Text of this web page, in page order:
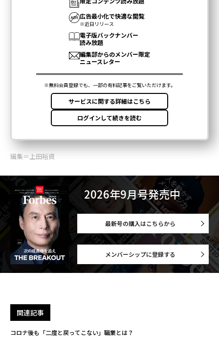
編集＝上田裕資
2026年9月号発売中
最新号の購入はこちらから
メンバーシップに登録する
関連記事
コロナ後も「二度と戻ってこない」職業とは？